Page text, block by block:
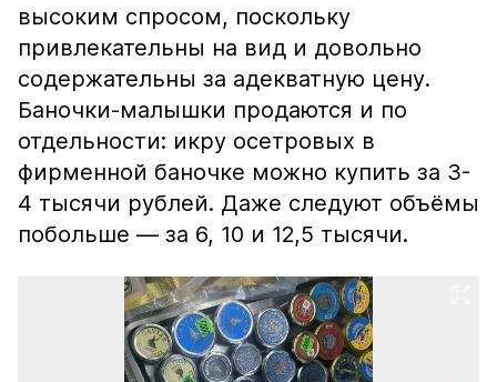
высоким спросом, поскольку
привлекательны на вид и довольно
содержательны за адекватную цену.
Баночки-малышки продаются и по
отдельности: икру осетровых в
фирменной баночке можно купить за 3-
4 тысячи рублей. Даже следуют объёмы
побольше — за 6, 10 и 12,5 тысячи.